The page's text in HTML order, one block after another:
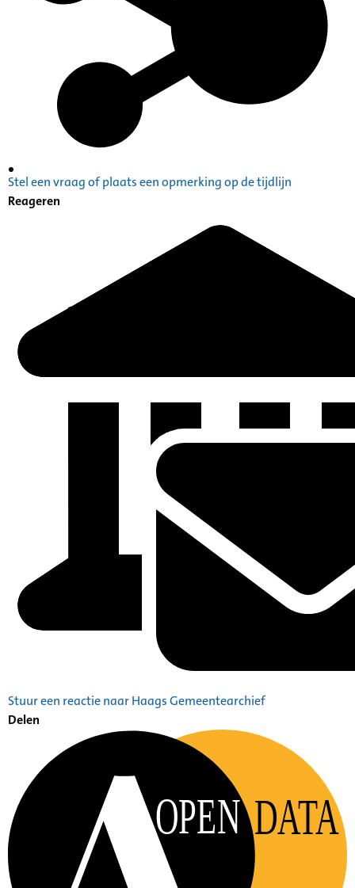
Catalogus: Index alfabetisch geordend A tot Z
Stel een vraag of plaats een opmerking op de tijdlijn
Reageren
Stuur een reactie naar Haags Gemeentearchief
Delen
OPEN DATA